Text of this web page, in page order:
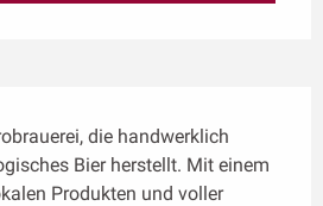
die handwerklich
Bier herstellt. Mit einem
Produkten und voller